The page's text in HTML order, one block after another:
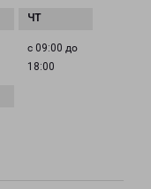
с 09:00 до
18:00